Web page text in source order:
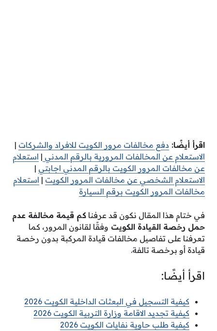
اقرأ أيضًا: دفع مخالفات مرور الكويت للافراد والشركات |
الاستعلام عن المخالفات المرورية بالرقم المدني | استعلام
عن مخالفات المرور الكويت بالرقم المدني اجابتي |
الاستعلام الشخصي عن مخالفات المرور الكويت | استعلام
مخالفات المرور الكويت برقم السيارة
في ختام هذا المقال نكون قد عرفنا كم قيمة مخالفة عدم
حمل رخصة القيادة الكويت وفقًا لقانون المرور، كما
تعرفنا على تفاصيل مخالفات قيادة المركبة بدون رخصة
قيادة أو برخصة تالفة.
اقرأ أيضًا:
كيفية التسجيل في البعثات الداخلية الكويت 2026
كيفية تجديد الاقامة وزارة التربية الكويت 2026
كيفية طلب حاوية نفايات الكويت 2026